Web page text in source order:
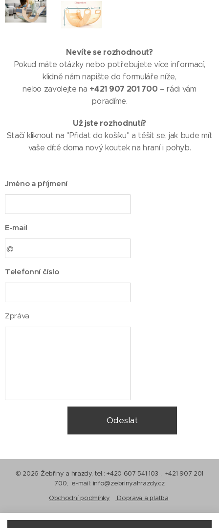
Nevíte se rozhodnout?
Pokud máte otázky nebo potřebujete více informací,
klidně nám napište do formuláře níže,
nebo zavolejte na +421 907 201 700 – rádi vám
poradíme.
Už jste rozhodnutí?
Stačí kliknout na "Přidat do košíku" a těšit se, jak bude mít
vaše dítě doma nový koutek na hraní i pohyb.
Jméno a příjmení
E-mail
Telefonní číslo
Zpráva
Odeslat
© 2026 Žebřiny a hrazdy, tel.: +420 607 541 103 , +421 907 201
700, e-mail: info@zebrinyahrazdy.cz
Obchodní podmínky
Doprava a platba